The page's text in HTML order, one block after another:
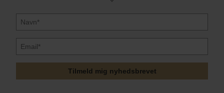
Tilmeld mig nyhedsbrevet